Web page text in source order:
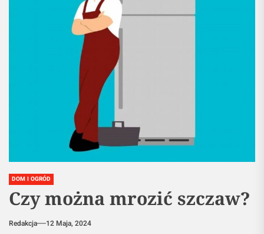
DOM I OGRÓD
Czy można mrozić szczaw?
Redakcja 12 Maja, 2024